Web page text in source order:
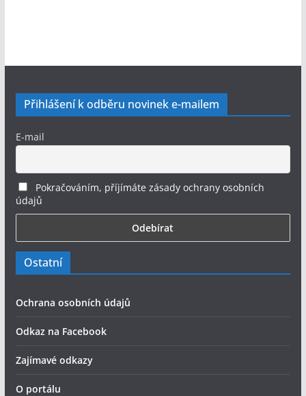
Přihlášení k odběru novinek e-mailem
E-mail
Pokračováním, příjímáte zásady ochrany osobních
údajů
Ostatní
Ochrana osobních údajů
Odkaz na Facebook
Zajímavé odkazy
O portálu